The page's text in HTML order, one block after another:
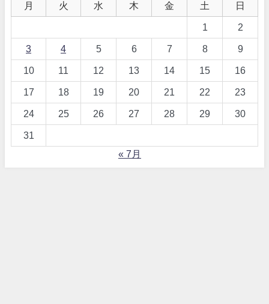
月 火 水 木 金 土 日
1 2
3 4 5 6 7 8 9
10 11 12 13 14 15 16
17 18 19 20 21 22 23
24 25 26 27 28 29 30
31
« 7月